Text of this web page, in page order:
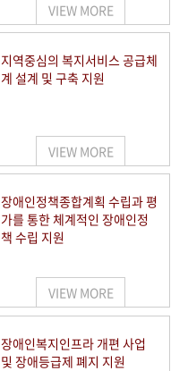
VIEW MORE
지역중심의 복지서비스 공급체
계 설계 및 구축 지원
VIEW MORE
장애인정책종합계획 수립과 평
가를 통한 체계적인 장애인정
책 수립 지원
VIEW MORE
장애인복지인프라 개편 사업
및 장애등급제 폐지 지원